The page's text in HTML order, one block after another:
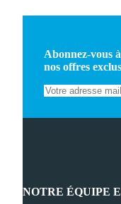
Abonnez-vous
nos offres
NOTRE ÉQUIPE